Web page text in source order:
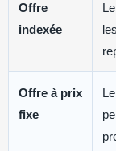
Offre
indexée
Offre à prix
fixe